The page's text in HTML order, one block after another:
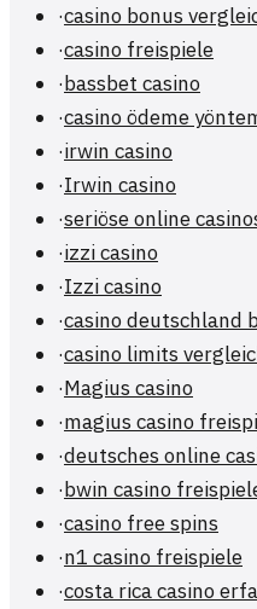
·casino bonus
·casino freispiele
·bassbet casino
·casino ödeme
·irwin casino
·Irwin casino
·seriöse online
·izzi casino
·Izzi casino
·casino deutschland
·casino limits
·Magius casino
·magius casino
·deutsches online
·bwin casino
·casino free spins
·n1 casino freispiele
·costa rica casino